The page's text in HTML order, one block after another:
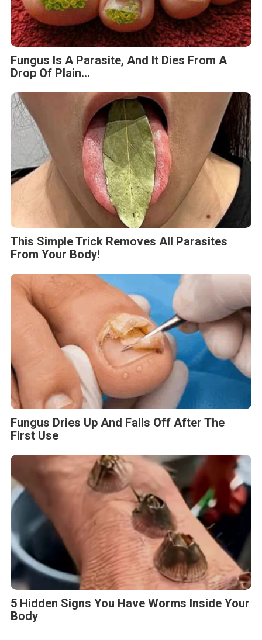
Fungus Is A Parasite, And It Dies From A
Drop Of Plain...
This Simple Trick Removes All Parasites
From Your Body!
Fungus Dries Up And Falls Off After The
First Use
5 Hidden Signs You Have Worms Inside Your
Body